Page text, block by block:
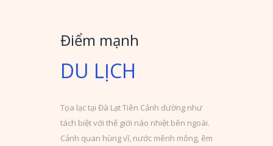
Điểm mạnh
DU LỊCH
Tọa lạc tại Đà Lạt Tiên Cảnh dường như
tách biệt với thế giới náo nhiệt bên ngoài.
Cảnh quan hùng vĩ, nước mênh mông, êm